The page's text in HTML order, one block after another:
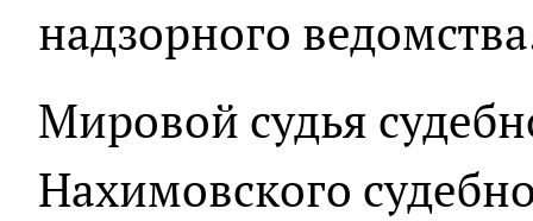
надзорного
Мировой судья
Нахимовского